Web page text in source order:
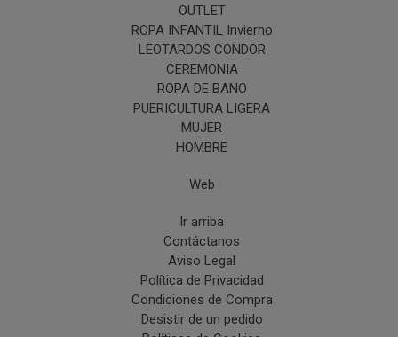
OUTLET
ROPA INFANTIL Invierno
LEOTARDOS CONDOR
CEREMONIA
ROPA DE BAÑO
PUERICULTURA LIGERA
MUJER
HOMBRE
Web
Ir arriba
Contáctanos
Aviso Legal
Política de Privacidad
Condiciones de Compra
Desistir de un pedido